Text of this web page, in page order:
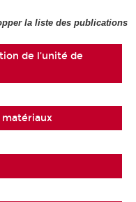
la liste des publications
de l’unité de